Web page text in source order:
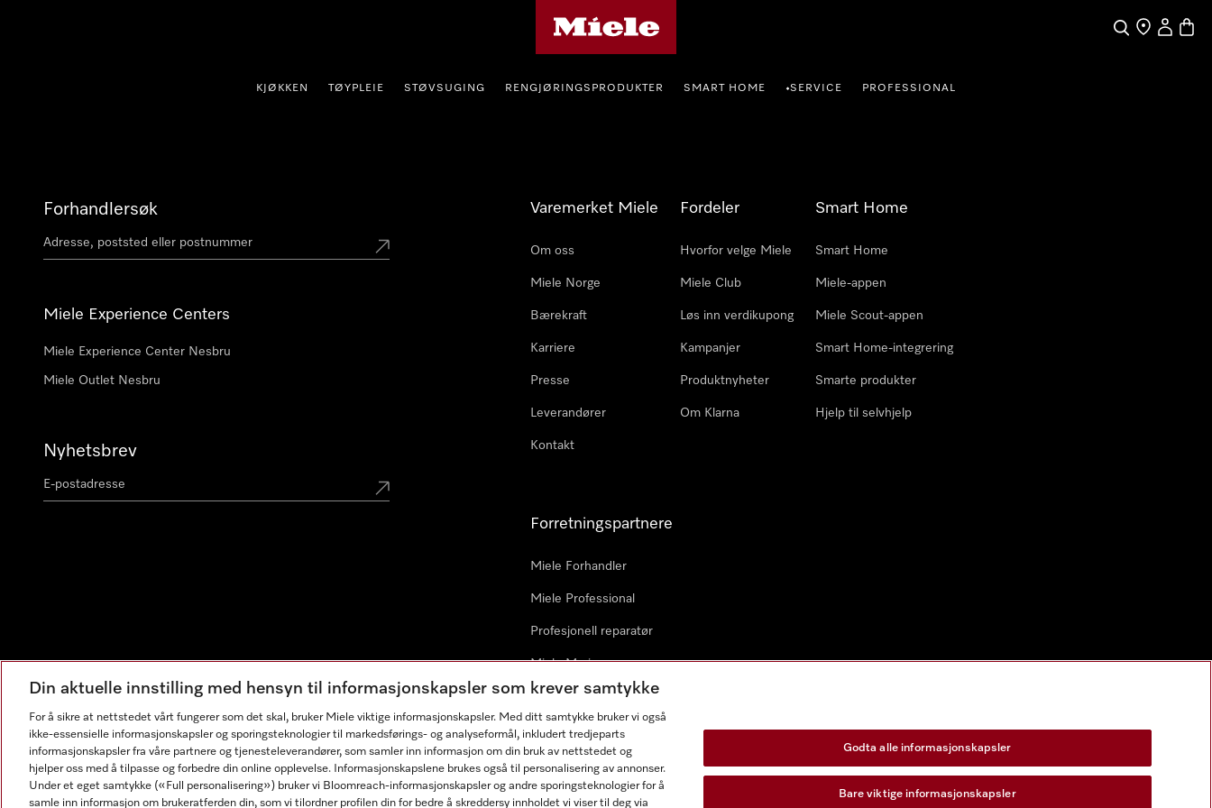
Søk
Finn enMin Konto
KJØKKEN TØYPLEIE STØVSUGING RENGJØRINGSPRODUKTER SMART HOME •SERVICE PROFESSIONAL
Forhandlersøk
Miele Experience Centers
Miele Experience Center Nesbru
Miele Outlet Nesbru
Nyhetsbrev
Varemerket Miele
Om oss
Miele Norge
Bærekraft
Karriere
Presse
Leverandører
Kontakt
Fordeler
Hvorfor velge Miele
Miele Club
Løs inn verdikupong
Kampanjer
Produktnyheter
Om Klarna
Smart Home
Smart Home
Miele-appen
Miele Scout-appen
Smart Home-integrering
Smarte produkter
Hjelp til selvhjelp
Forretningspartnere
Miele Forhandler
Miele Professional
Profesjonell reparatør
Miele Marine
Arkitekter & byggherrer
Din aktuelle innstilling med hensyn til informasjonskapsler som krever samtykke
For å sikre at nettstedet vårt fungerer som det skal, bruker Miele viktige informasjonskapsler. Med ditt samtykke bruker vi også
ikke-essensielle informasjonskapsler og sporingsteknologier til markedsførings- og analyseformål, inkludert tredjeparts
informasjonskapsler fra våre partnere og tjenesteleverandører, som samler inn informasjon om din bruk av nettstedet og
hjelper oss med å tilpasse og forbedre din online opplevelse. Informasjonskapslene brukes også til personalisering av annonser.
Under et eget samtykke («Full personalisering») bruker vi Bloomreach-informasjonskapsler og andre sporingsteknologier for å
samle inn informasjon om brukeratferden din, som vi tilordner profilen din for bedre å skreddersy innholdet vi viser til deg via
Godta alle informasjonskapsler
Bare viktige informasjonskapsler